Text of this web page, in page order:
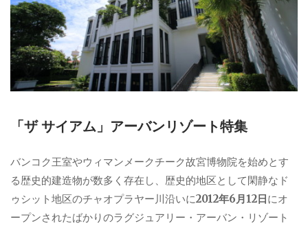
「ザ サイアム」アーバンリゾート特集
バンコク王室やウィマンメークチーク故宮博物院を始めとす
る歴史的建造物が数多く存在し、歴史的地区として閑静なド
ゥシット地区のチャオプラヤー川沿いに2012年6月12日にオ
ープンされたばかりのラグジュアリー・アーバン・リゾート